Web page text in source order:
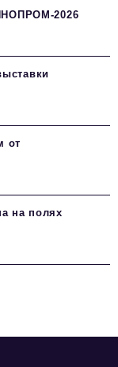
от
на полях